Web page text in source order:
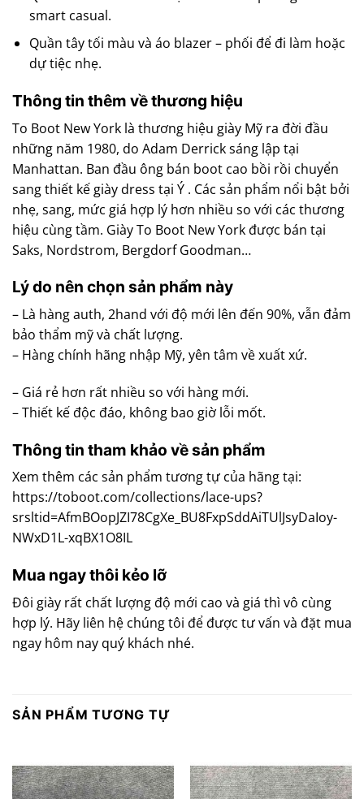
smart casual.
Quần tây tối màu và áo blazer – phối để đi làm hoặc
dự tiệc nhẹ.
Thông tin thêm về thương hiệu
To Boot New York là thương hiệu giày Mỹ ra đời đầu
những năm 1980, do Adam Derrick sáng lập tại
Manhattan. Ban đầu ông bán boot cao bồi rồi chuyển
sang thiết kế giày dress tại Ý . Các sản phẩm nổi bật bởi
nhẹ, sang, mức giá hợp lý hơn nhiều so với các thương
hiệu cùng tầm. Giày To Boot New York được bán tại
Saks, Nordstrom, Bergdorf Goodman…
Lý do nên chọn sản phẩm này
– Là hàng auth, 2hand với độ mới lên đến 90%, vẫn đảm
bảo thẩm mỹ và chất lượng.
– Hàng chính hãng nhập Mỹ, yên tâm về xuất xứ.
– Giá rẻ hơn rất nhiều so với hàng mới.
– Thiết kế độc đáo, không bao giờ lỗi mốt.
Thông tin tham khảo về sản phẩm
Xem thêm các sản phẩm tương tự của hãng tại:
https://toboot.com/collections/lace-ups?
srsltid=AfmBOopJZI78CgXe_BU8FxpSddAiTUlJsyDaIoy-
NWxD1L-xqBX1O8IL
Mua ngay thôi kẻo lỡ
Đôi giày rất chất lượng độ mới cao và giá thì vô cùng
hợp lý. Hãy liên hệ chúng tôi để được tư vấn và đặt mua
ngay hôm nay quý khách nhé.
SẢN PHẨM TƯƠNG TỰ